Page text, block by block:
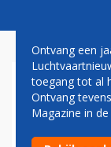
QATAR
Ontvang een
toegang tot al
Ontvang
Magazine in